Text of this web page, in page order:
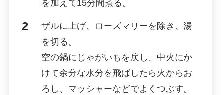
を加えて15分間煮る。
ザルに上げ、ローズマリーを除き、湯
を切る。
空の鍋にじゃがいもを戻し、中火にか
けて余分な水分を飛ばしたら火からお
ろし、マッシャーなどでよくつぶす。